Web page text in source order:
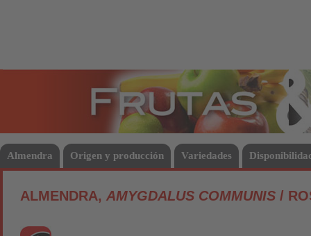
Almendra Origen y producción Variedades
ALMENDRA, AMYGDALUS COMMUNIS /